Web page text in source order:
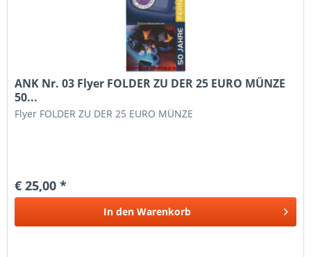
ANK Nr. 03 Flyer FOLDER ZU DER 25 EURO MÜNZE
50...
Flyer FOLDER ZU DER 25 EURO MÜNZE
€ 25,00 *
In den Warenkorb